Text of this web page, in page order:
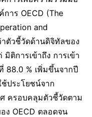
าร OECD (The
and
ตัวชี้วัดด้านดิจิทัลของ
ติการเข้าถึง การเข้า
88.0 % เพิ่มขึ้นจากปี
ประโยชน์จาก
ครอบคลุมตัวชี้วัดตาม
ง OECD ตลอดจน